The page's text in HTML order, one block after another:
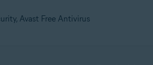
Avast Free Antivirus